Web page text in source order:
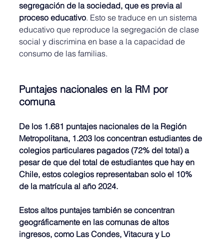
segregación de la sociedad, que es previa al
proceso educativo. Esto se traduce en un sistema
educativo que reproduce la segregación de clase
social y discrimina en base a la capacidad de
consumo de las familias.
Puntajes nacionales en la RM por
comuna
De los 1.681 puntajes nacionales de la Región
Metropolitana, 1.203 los concentran estudiantes de
colegios particulares pagados (72% del total) a
pesar de que del total de estudiantes que hay en
Chile, estos colegios representaban solo el 10%
de la matrícula al año 2024.
Estos altos puntajes también se concentran
geográficamente en las comunas de altos
ingresos, como Las Condes, Vitacura y Lo